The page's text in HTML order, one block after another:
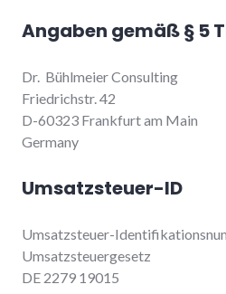
Angaben gemäß § 5
Dr. Bühlmeier Consulting
Friedrichstr. 42
D-60323 Frankfurt am Main
Germany
Umsatzsteuer-ID
Umsatzsteuer-
Umsatzsteuergesetz
DE 2279 19015